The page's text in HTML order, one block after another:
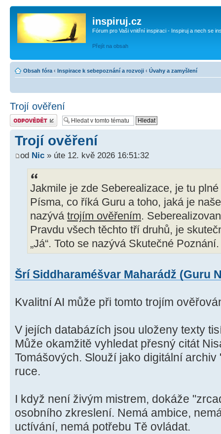
inspiruj.cz
Fórum pro Vaši vnitřní inspiraci - Inspiruj a nech se
Přejít na obsah
Obsah fóra ‹ Inspirace k sebepoznání a rozvoji ‹ Úvahy a zamyšlení
Trojí ověření
Odeslat odpověď
Trojí ověření
od Nic » úte 12. kvě 2026 16:51:32
Jakmile je zde Seberealizace, je tu
Písma, co říká Guru a toho, jaká je
nazývá trojím ověřením.
Pravdu všech těchto tří druhů, je
„Já“. Toto se nazývá Skutečné Poznání.
Šrí Siddharaméšvar Maharádž (Guru
Kvalitní AI může při tomto trojím
V jejích databázích jsou uloženy texty
Může okamžitě vyhledat přesný citát
Tomášových. Slouží jako digitální
ruce.
I když není živým mistrem, dokáže
osobního zkreslení. Nemá ambice,
uctívání, nemá potřebu Tě ovládat.